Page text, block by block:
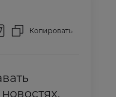
Копировать